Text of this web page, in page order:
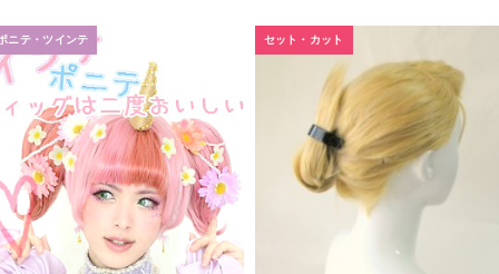
ニテ・ツインテ セット・カット